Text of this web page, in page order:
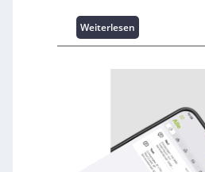
Weiterlesen:
K
r
f